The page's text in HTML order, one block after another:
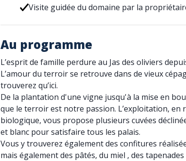
Visite guidée du domaine par la
Au programme
L’esprit de famille perdure au Jas des oliviers
L’amour du terroir se retrouve dans de vieux
trouverez qu’ici.
De la plantation d'une vigne jusqu'à la mise en
que le terroir est notre passion. L’exploitation, en
biologique, vous propose plusieurs cuvées
et blanc pour satisfaire tous les palais.
Vous y trouverez également des confitures
mais également des pâtés, du miel , des